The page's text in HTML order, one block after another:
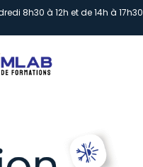
8h30 à 12h et de 14h à 17h30